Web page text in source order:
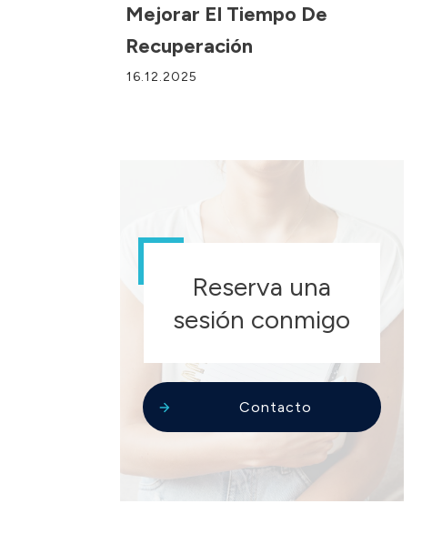
Mejorar El Tiempo De
Recuperación
16.12.2025
Reserva una
sesión conmigo
Contacto